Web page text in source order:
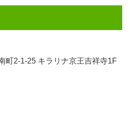
町2-1-25 キラリナ京王吉祥寺1F